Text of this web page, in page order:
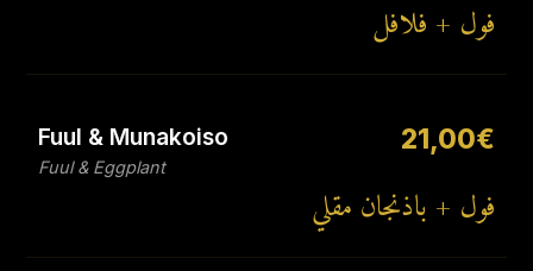
فول + فلافل
Fuul & Munakoiso
Fuul & Eggplant
21,00€
فول + باذنجان مقلي